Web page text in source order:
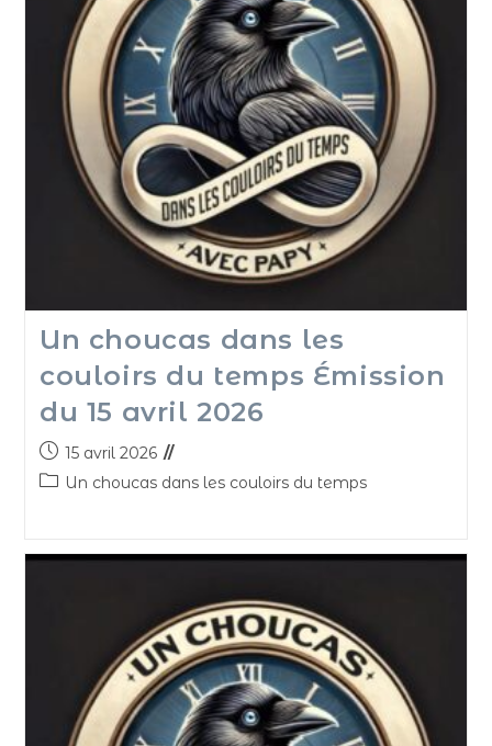
Un choucas dans les
couloirs du temps Émission
du 15 avril 2026
15 avril 2026
Un choucas dans les couloirs du temps